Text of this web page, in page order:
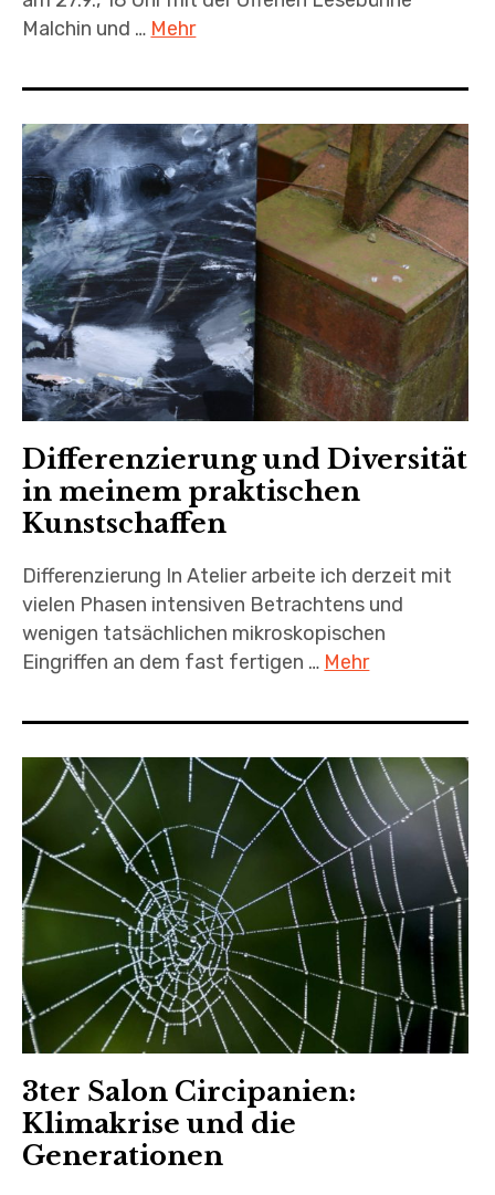
Malchin und … Mehr
Differenzierung und Diversität
in meinem praktischen
Kunstschaffen
Differenzierung In Atelier arbeite ich derzeit mit
vielen Phasen intensiven Betrachtens und
wenigen tatsächlichen mikroskopischen
Eingriffen an dem fast fertigen … Mehr
3ter Salon Circipanien:
Klimakrise und die
Generationen